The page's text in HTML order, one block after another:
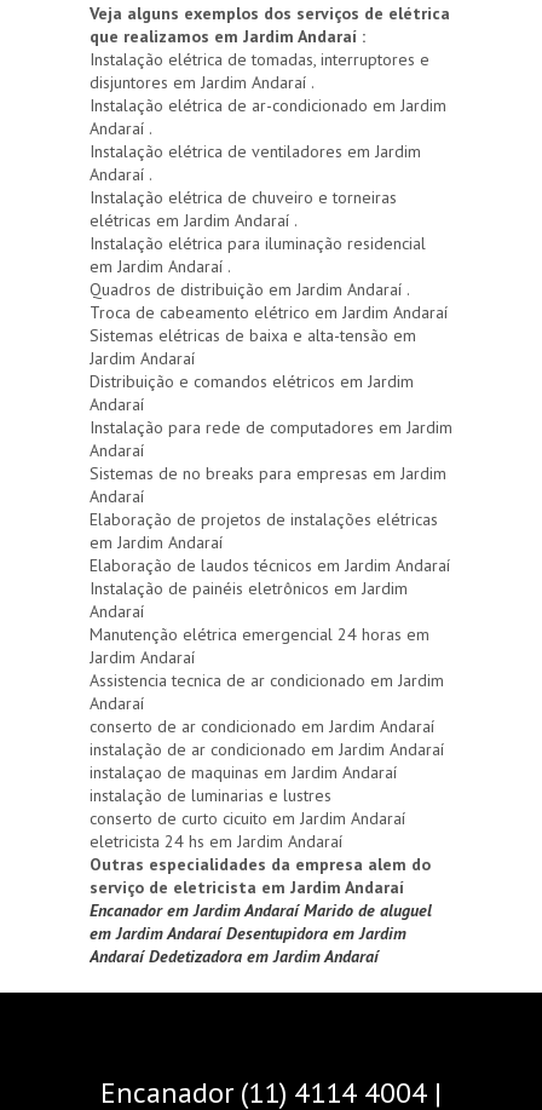
Veja alguns exemplos dos serviços de elétrica
que realizamos em Jardim Andaraí :
Instalação elétrica de tomadas, interruptores e
disjuntores em Jardim Andaraí .
Instalação elétrica de ar-condicionado em Jardim
Andaraí .
Instalação elétrica de ventiladores em Jardim
Andaraí .
Instalação elétrica de chuveiro e torneiras
elétricas em Jardim Andaraí .
Instalação elétrica para iluminação residencial
em Jardim Andaraí .
Quadros de distribuição em Jardim Andaraí .
Troca de cabeamento elétrico em Jardim Andaraí
Sistemas elétricas de baixa e alta-tensão em
Jardim Andaraí
Distribuição e comandos elétricos em Jardim
Andaraí
Instalação para rede de computadores em Jardim
Andaraí
Sistemas de no breaks para empresas em Jardim
Andaraí
Elaboração de projetos de instalações elétricas
em Jardim Andaraí
Elaboração de laudos técnicos em Jardim Andaraí
Instalação de painéis eletrônicos em Jardim
Andaraí
Manutenção elétrica emergencial 24 horas em
Jardim Andaraí
Assistencia tecnica de ar condicionado em Jardim
Andaraí
conserto de ar condicionado em Jardim Andaraí
instalação de ar condicionado em Jardim Andaraí
instalaçao de maquinas em Jardim Andaraí
instalação de luminarias e lustres
conserto de curto cicuito em Jardim Andaraí
eletricista 24 hs em Jardim Andaraí
Outras especialidades da empresa alem do
serviço de eletricista em Jardim Andaraí
Encanador em Jardim AndaraíMarido de aluguel
em Jardim AndaraíDesentupidora em Jardim
AndaraíDedetizadora em Jardim Andaraí
Encanador (11) 4114 4004 |